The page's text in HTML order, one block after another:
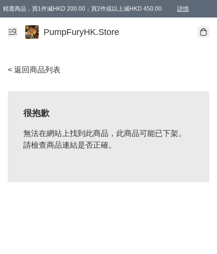
精選商品，買1件減HKD 200.00；買2件或以上減HKD 450.00 詳情
AAPE商品,會員專享9折或以上（按會員等級）AAPE products, members can
精選商品，任選買2件或以上減HKD 100.00
購物滿 HKD 800.00即享免運費優惠！（適用於 特定的送貨方式 )
PumpFuryHK.Store
< 返回商品列表
很抱歉
無法在網站上找到此商品，此商品可能已下架。
請檢查商品連結是否正確。